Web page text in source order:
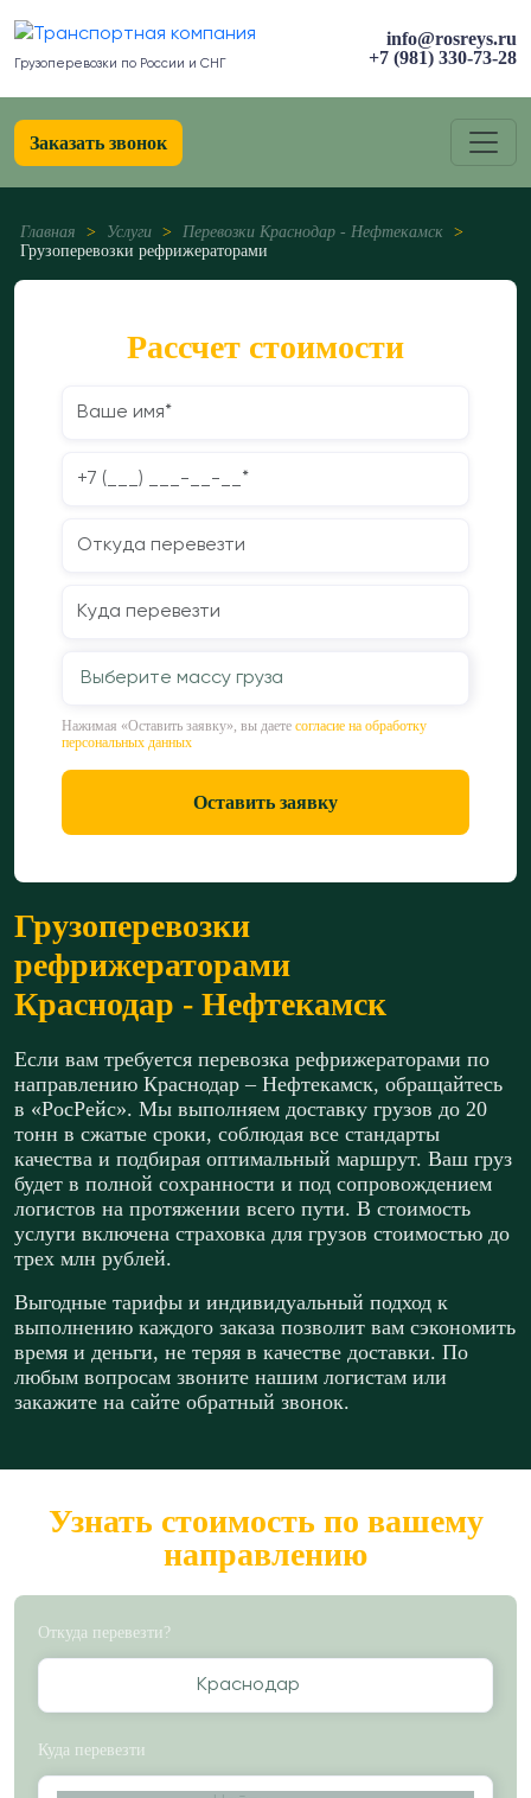
Грузоперевозки по России и СНГ
info@rosreys.ru
+7 (981) 330-73-28
Заказать звонок
Главная > Услуги > Перевозки Краснодар - Нефтекамск
>
Грузоперевозки рефрижераторами
Грузоперевозки
рефрижераторами
Краснодар - Нефтекамск
Если вам требуется перевозка рефрижераторами по
направлению Краснодар – Нефтекамск, обращайтесь
в «РосРейс». Мы выполняем доставку грузов до 20
тонн в сжатые сроки, соблюдая все стандарты
качества и подбирая оптимальный маршрут. Ваш груз
будет в полной сохранности и под сопровождением
логистов на протяжении всего пути. В стоимость
услуги включена страховка для грузов стоимостью до
трех млн рублей.
Выгодные тарифы и индивидуальный подход к
выполнению каждого заказа позволит вам сэкономить
время и деньги, не теряя в качестве доставки. По
любым вопросам звоните нашим логистам или
закажите на сайте обратный звонок.
Рассчет стоимости
Выберите массу груза
Нажимая «Оставить заявку», вы даете согласие на обработку
персональных данных
Оставить заявку
Узнать стоимость по вашему
направлению
Откуда перевезти?
Краснодар
Куда перевезти